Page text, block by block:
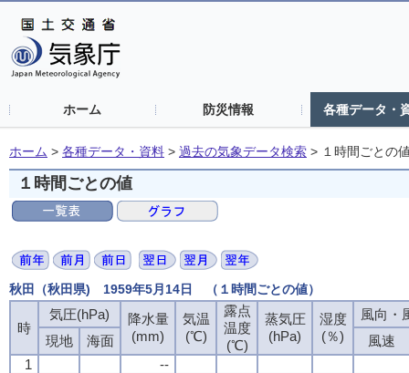
ホーム 防災情報 各種データ・
ホーム > 各種データ・資料 > 過去の気象データ検索 > １時間ごとの
１時間ごとの値
秋田（秋田県) 1959年5月14日 （１時間ごとの値）
時
気圧(hPa)
降水量
(mm)
気温
(℃)
露点
温度
(℃)
蒸気圧
(hPa)
湿度
(％)
風向・
現地
海面
風速
1
--
時
気圧(hPa)
降水量
(mm)
気温
(℃)
露点
温度
(℃)
蒸気圧
(hPa)
湿度
(％)
風向・
現地
海面
風速
1
--
時
気圧(hPa)
降水量
(mm)
気温
(℃)
露点
温度
(℃)
蒸気圧
(hPa)
湿度
(％)
風向・
現地
海面
風速
1
--
時
気圧(hPa)
降水量
(mm)
気温
(℃)
露点
温度
(℃)
蒸気圧
(hPa)
湿度
(％)
風向・
現地
海面
風速
1
--